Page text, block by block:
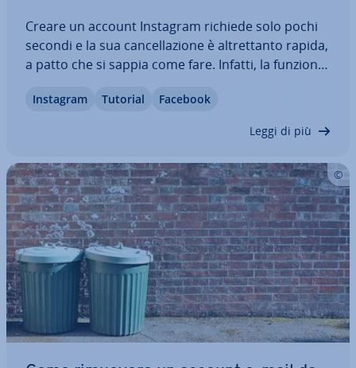
Creare un account Instagram richiede solo pochi
secondi e la sua can­cel­la­zio­ne è al­tret­tan­to rapida,
a patto che si sappia come fare. Infatti, la funzione
come procedere per rimuovere de­fi­ni­ti­va­men­te
Instagram Tutorial Facebook
Leggi di più